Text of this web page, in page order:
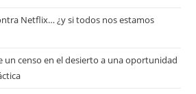
Netflix… ¿y si todos nos estamos
un censo en el desierto a una oportunidad